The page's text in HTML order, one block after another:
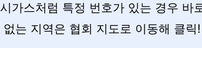
가스처럼 특정 번호가 있는 경우 바
없는 지역은 협회 지도로 이동해 클릭!